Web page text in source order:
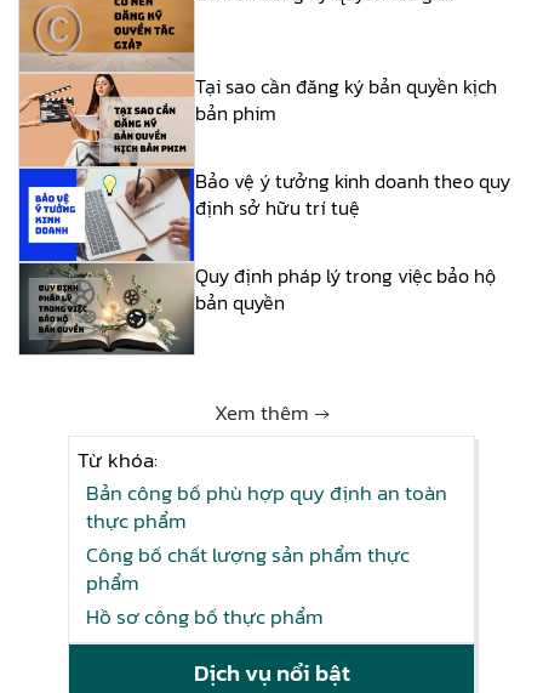
Tại sao cần đăng ký bản quyền kịch
bản phim
Bảo vệ ý tưởng kinh doanh theo quy
định sở hữu trí tuệ
Quy định pháp lý trong việc bảo hộ
bản quyền
Xem thêm →
Từ khóa:
Bản công bố phù hợp quy định an toàn
thực phẩm
Công bố chất lượng sản phẩm thực
phẩm
Hồ sơ công bố thực phẩm
Dịch vụ nổi bật